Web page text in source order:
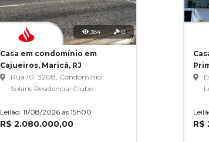
384 0
Casa em condomínio em
Cajueiros, Maricá, RJ
Rua 10, 3208, Condomínio
Solaris Residencial Clube
Leilão: 11/08/2026 às 15h00
R$ 2.080.000,00 R$